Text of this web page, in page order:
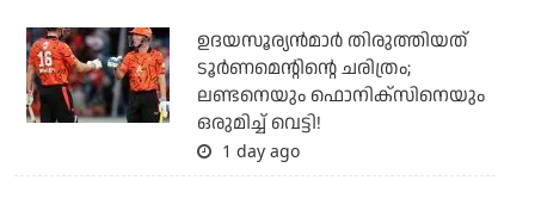
ഉദയസൂര്യന്‍മാര്‍ തിരുത്തിയത്
ടൂര്‍ണമെന്റിന്റെ ചരിത്രം;
ലണ്ടനെയും ഫൊനിക്‌സിനെയും
ഒരുമിച്ച് വെട്ടി!
1 day ago